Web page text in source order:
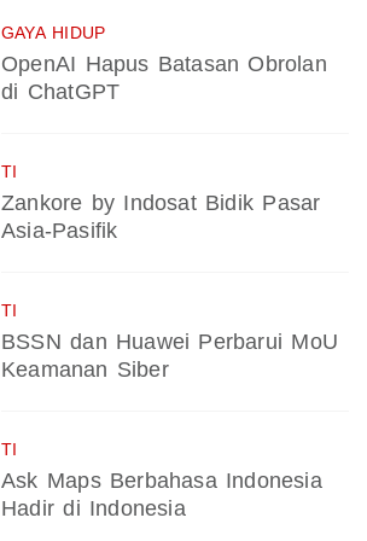
GAYA HIDUP
OpenAI Hapus Batasan Obrolan
di ChatGPT
TI
Zankore by Indosat Bidik Pasar
Asia-Pasifik
TI
BSSN dan Huawei Perbarui MoU
Keamanan Siber
TI
Ask Maps Berbahasa Indonesia
Hadir di Indonesia